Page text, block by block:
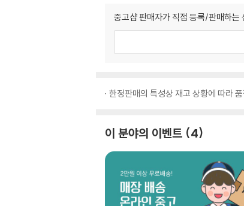
중고샵 판매자가 직접 등록/판매하는
한정판매의 특성상 재고 상황에 따라
이 분야의 이벤트 4